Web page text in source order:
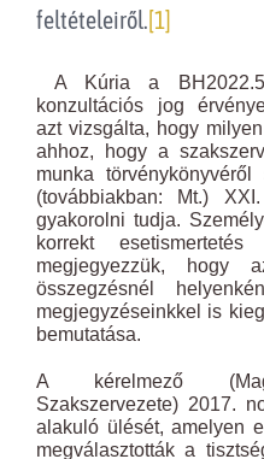
feltételeiről.[1]
A Kúria a
konzultációs jog
azt vizsgálta, hogy
ahhoz, hogy a
munka
(továbbiakban: Mt.)
gyakorolni tudja.
korrekt
megjegyezzük, hogy
összegzésnél
megjegyzéseinkkel is
bemutatása.
A kérelmező
Szakszervezete) 2017.
alakuló ülését, amelyen
megválasztották a